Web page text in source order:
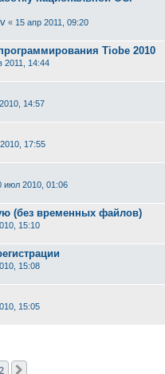
« 15 апр 2011, 09:20
Tiobe 2010
2011, 14:44
14:57
17:55
июл 2010, 01:06
(без временных файлов)
15:10
15:08
15:05